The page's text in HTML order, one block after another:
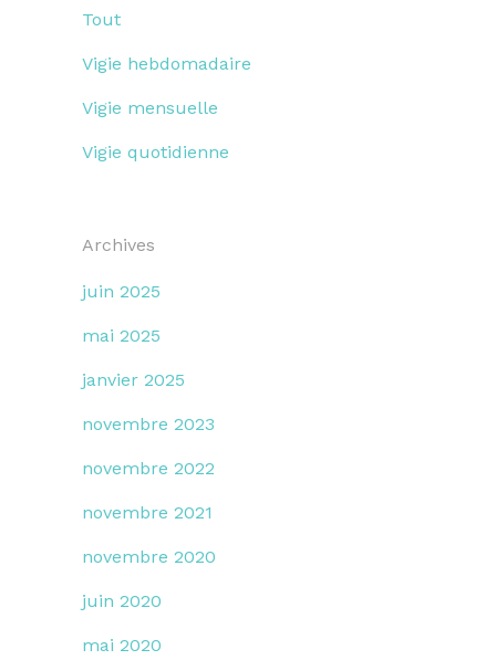
Tout
Vigie hebdomadaire
Vigie mensuelle
Vigie quotidienne
Archives
juin 2025
mai 2025
janvier 2025
novembre 2023
novembre 2022
novembre 2021
novembre 2020
juin 2020
mai 2020